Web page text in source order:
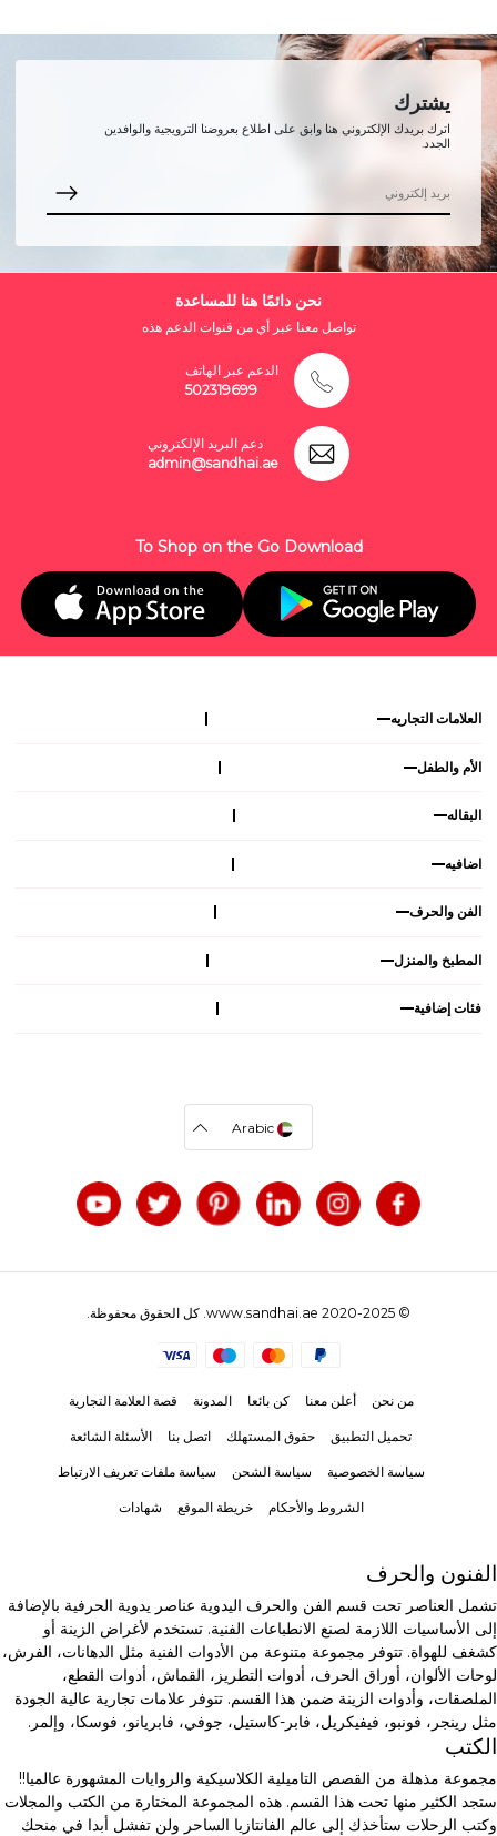
يشترك
اترك بريدك الإلكتروني هنا وابق على اطلاع بعروضنا الترويجية والوافدين
الجدد.
نحن دائمًا هنا للمساعدة
تواصل معنا عبر أي من قنوات الدعم هذه
الدعم عبر الهاتف
502319699
دعم البريد الإلكتروني
admin@sandhai.ae
To Shop on the Go Download
العلامات التجاريه
الأم والطفل
البقاله
اضافيه
الفن والحرف
المطبخ والمنزل
فئات إضافية
Arabic
© 2020-2025 www.sandhai.ae. كل الحقوق محفوظة.
من نحن أعلن معنا كن بائعا المدونة قصة العلامة التجارية
تحميل التطبيق حقوق المستهلك اتصل بنا الأسئلة الشائعة
سياسة الخصوصية سياسة الشحن سياسة ملفات تعريف الارتباط
الشروط والأحكام خريطة الموقع شهادات
الفنون والحرف
تشمل العناصر تحت قسم الفن والحرف اليدوية عناصر يدوية الحرفية بالإضافة
إلى الأساسيات اللازمة لصنع الانطباعات الفنية. تستخدم لأغراض الزينة أو
كشغف للهواة. تتوفر مجموعة متنوعة من الأدوات الفنية مثل الدهانات، الفرش،
لوحات الألوان، أوراق الحرف، أدوات التطريز، القماش، أدوات القطع،
الملصقات، وأدوات الزينة ضمن هذا القسم. تتوفر علامات تجارية عالية الجودة
مثل رينجر، فونبو، فيفيكريل، فابر-كاستيل، جوفي، فابريانو، فوسكا، وإلمر.
الكتب
مجموعة مذهلة من القصص التاميلية الكلاسيكية والروايات المشهورة عالميا!!
ستجد الكثير منها تحت هذا القسم. هذه المجموعة المختارة من الكتب والمجلات
وكتب الرحلات ستأخذك إلى عالم الفانتازيا الساحر ولن تفشل أبدا في منحك